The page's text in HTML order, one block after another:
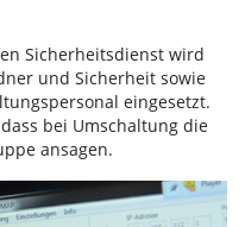
Sicherheitsdienst wird
und Sicherheit sowie
eingesetzt.
bei Umschaltung die
ansagen.